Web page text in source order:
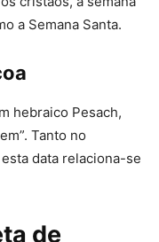
a Semana Santa.
hebraico Pesach,
Tanto no
data relaciona-se
de